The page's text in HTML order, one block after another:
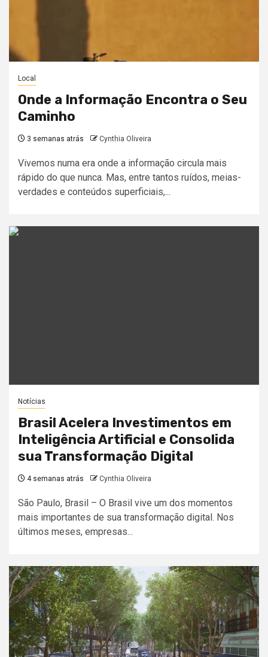
Local
Onde a Informação Encontra o Seu
Caminho
3 semanas atrás Cynthia Oliveira
Vivemos numa era onde a informação circula mais
rápido do que nunca. Mas, entre tantos ruídos, meias-
verdades e conteúdos superficiais,...
Notícias
Brasil Acelera Investimentos em
Inteligência Artificial e Consolida
sua Transformação Digital
4 semanas atrás Cynthia Oliveira
São Paulo, Brasil – O Brasil vive um dos momentos
mais importantes de sua transformação digital. Nos
últimos meses, empresas...